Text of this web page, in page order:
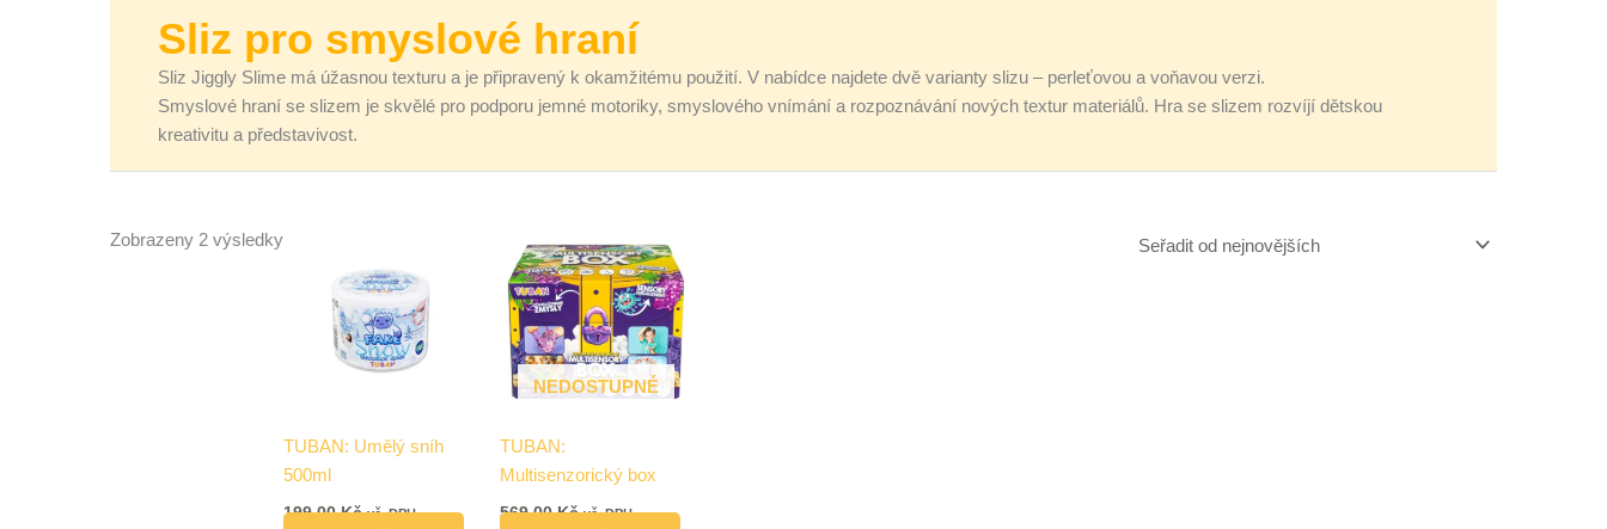
Sliz pro smyslové hraní
Sliz Jiggly Slime má úžasnou texturu a je připravený k okamžitému použití. V nabídce najdete dvě varianty slizu – perleťovou a voňavou verzi.
Smyslové hraní se slizem je skvělé pro podporu jemné motoriky, smyslového vnímání a rozpoznávání nových textur materiálů. Hra se slizem rozvíjí dětskou
kreativitu a představivost.
Zobrazeny 2 výsledky
TUBAN: Umělý sníh
500ml
199,00Kč vč. DPH
NEDOSTUPNÉ
TUBAN:
Multisenzorický box
569,00Kč vč. DPH